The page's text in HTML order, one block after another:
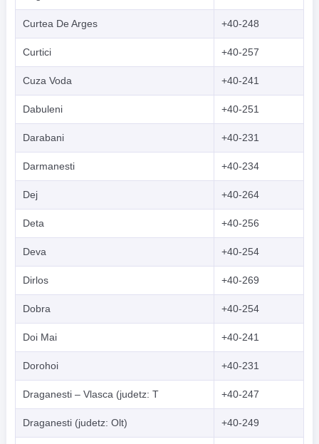
Curtea De Arges +40-248
Curtici +40-257
Cuza Voda +40-241
Dabuleni +40-251
Darabani +40-231
Darmanesti +40-234
Dej +40-264
Deta +40-256
Deva +40-254
Dirlos +40-269
Dobra +40-254
Doi Mai +40-241
Dorohoi +40-231
Draganesti – Vlasca (judetz: T +40-247
Draganesti (judetz: Olt) +40-249